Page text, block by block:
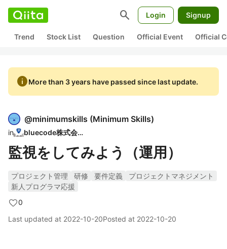
search Login Signup
Trend Stock List Question Official Event Official
infoMore than 3 years have passed since last update.
@minimumskills (Minimum Skills)
in bluecode株式会社
監視をしてみよう（運用）
プロジェクト管理 研修 要件定義
プロジェクトマネジメント
新人プログラマ応援
0
Last updated at 2022-10-20Posted at 2022-10-20